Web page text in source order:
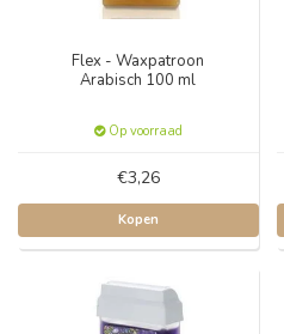
Flex - Waxpatroon
Arabisch 100 ml
Op voorraad
€3,26
Kopen